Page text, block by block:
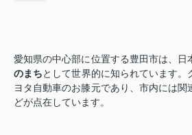
愛知県の中心部に位置する豊田市は、日
のまちとして世界的に知られています。
ヨタ自動車のお膝元であり、市内には関
どが点在しています。